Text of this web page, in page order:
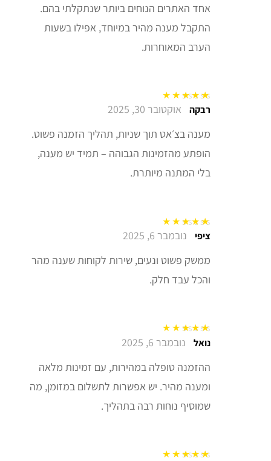
אחד האתרים הנוחים ביותר שנתקלתי בהם.
התקבל מענה מהיר במיוחד, אפילו בשעות
הערב המאוחרות.
דורג5מתוך 5רבקה אוקטובר 30, 2025
מענה בצ׳אט תוך שניות, תהליך הזמנה פשוט.
הופתע מהזמינות הגבוהה – תמיד יש מענה,
בלי המתנה מיותרת.
דורג5מתוך 5 ציפי נובמבר 6, 2025
ממשק פשוט ונעים, שירות לקוחות שענה מהר
והכל עבד חלק.
דורג5מתוך 5 נואל נובמבר 6, 2025
ההזמנה טופלה במהירות, עם זמינות מלאה
ומענה מהיר. יש אפשרות לתשלום במזומן, מה
שמוסיף נוחות רבה בתהליך.